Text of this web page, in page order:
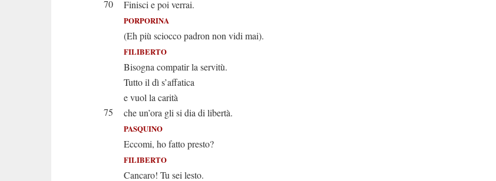
70
Finisci e poi verrai.
PORPORINA
(Eh più sciocco padron non vidi mai).
FILIBERTO
Bisogna compatir la servitù.
Tutto il dì s’affatica
e vuol la carità
75
che un’ora gli si dia di libertà.
PASQUINO
Eccomi, ho fatto presto?
FILIBERTO
Cancaro! Tu sei lesto.